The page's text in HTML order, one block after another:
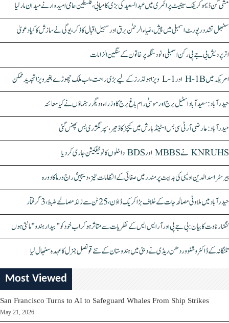
مشی گن ڈیموکریٹک سینیٹ پرائمری میں عبدالسعید کی بڑی کامیابی، فلسطین حامی امیدوار نے میدان مار لیا
سنبھل تشدد رپورٹ اسمبلی میں پیش، ضیاء الرحمٰن برق اور سہیل اقبال کا ذکر، یوگی نے سازش کا کیا دعویٰ
اتر پردیش بی جے پی رکن اسمبلی ونود سنگھ پر خاتون کے سنگین الزامات
امریکہ میں H-1B اور L-1 ویزا ہولڈرز کے لیے بڑی راحت، اب ملک چھوڑے بغیر ویزا تجدید ممکن
حیدرآباد: سعیدآباد اسٹیل برج اور موسیٰ رام باغ برج کا وزراء و دیگر رہنماؤں نے کیا معائنہ
حیدرآباد: عارضی آر ٹی سی بس اسٹینڈ بارش میں کیچڑ کا ڈھیر، سپر لگژری بس پھنس گئی
KNRUHS نے MBBS اور BDS داخلوں کا نوٹیفکیشن جاری کر دیا
بیرسٹر اسدالدین اویسی کی ہدایت پر مندر میں صفائی کے انتظامات تیز، دیپیش راج ورما کا دورہ
حیدرآباد میں ملاوٹی مصالحہ جات کے خلاف بڑا کریک ڈاؤن، 25 ٹن سے زائد مصالحے ضبط، 3 گرفتار
کنگنا رناوت کا بیان: بی جے پی اور آر ایس ایس کے نظریات سے متاثر ہو کر اب خود کو "بیدار ہندو" مانتی ہوں
تلنگانہ کے ڈاکٹر وشنو وردھن ریڈی نے دبئی میں ہندوستان کے نئے قونصل جنرل کا عہدہ سنبھال لیا
Most Viewed
San Francisco Turns to AI to Safeguard Whales From Ship Strikes
May 21, 2026